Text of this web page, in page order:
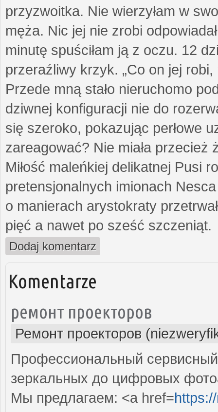
przyzwoitka. Nie wierzyłam w
męża. Nic jej nie zrobi
minutę spuściłam ją z oczu. 12
przeraźliwy krzyk. „Co on jej
Przede mną stało nieruchomo
dziwnej konfiguracji nie do
się szeroko, pokazując perłowe
zareagować? Nie miała przecież
Miłość maleńkiej delikatnej Pusi
pretensjonalnych imionach
o manierach arystokraty
pięć a nawet po sześć szczeniąt.
Dodaj komentarz
Komentarze
ремонт проекторов
Ремонт проекторов
Профессиональный
зеркальных до цифровых
Мы предлагаем: <a href=